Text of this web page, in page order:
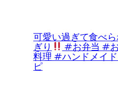
可愛い過ぎて食べ
ぎり #お弁当 #
料理 #ハンドメイ
ピ